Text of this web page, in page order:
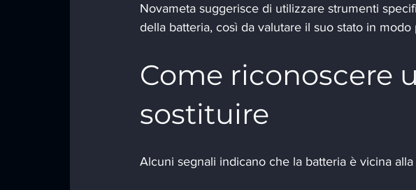
Novameta suggerisce di utilizzare strumenti
della batteria, così da valutare il suo stato in modo
Come riconoscere
sostituire
Alcuni segnali indicano che la batteria è vicina